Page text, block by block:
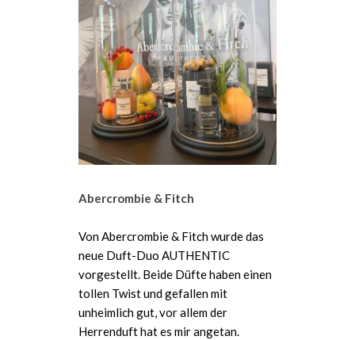
Abercrombie & Fitch
Von Abercrombie & Fitch wurde das
neue Duft-Duo AUTHENTIC
vorgestellt. Beide Düfte haben einen
tollen Twist und gefallen mit
unheimlich gut, vor allem der
Herrenduft hat es mir angetan.